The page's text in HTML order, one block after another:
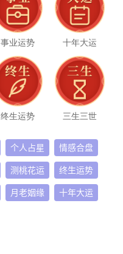
事业运势 十年大运
终生运势 三生三世
个人占星 情感合盘
测桃花运 终生运势
月老姻缘 十年大运